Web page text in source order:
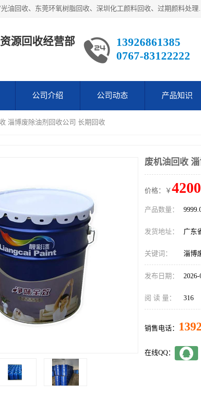
东莞市长安欧泰再生资源回收经营部经营各类废油：东莞UV光油回收、东莞
源回收经营部
13926861385
0767-83122222
公司介绍 公司动态 产品知识
淄博废除油剂回收公司 长期回收
废机油回收
价格：￥
产品数量：
发货地址： 广东
关键词： 淄博
发布日期： 2026-
阅 读 量： 316
销售电话：
在线QQ：